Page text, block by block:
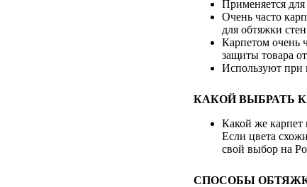
Применяется
Очень часто
для обтяжки
Карпетом очень
защиты товара
Используют при
КАКОЙ ВЫБРАТЬ
Какой же карпет
Если цвета
свой выбор на
СПОСОБЫ